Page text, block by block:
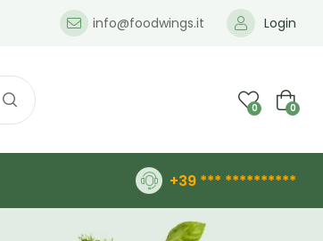
info@foodwings.it Login
0 0
+39 *** **********